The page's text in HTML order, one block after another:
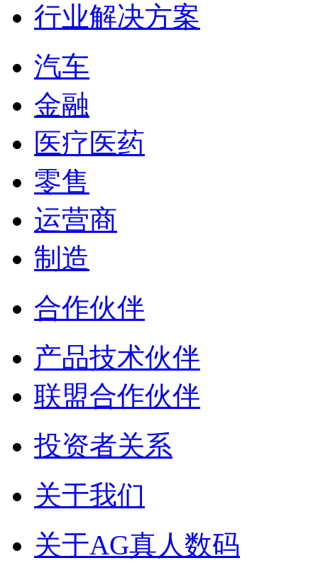
行业解决方案
汽车
金融
医疗医药
零售
运营商
制造
合作伙伴
产品技术伙伴
联盟合作伙伴
投资者关系
关于我们
关于AG真人数码